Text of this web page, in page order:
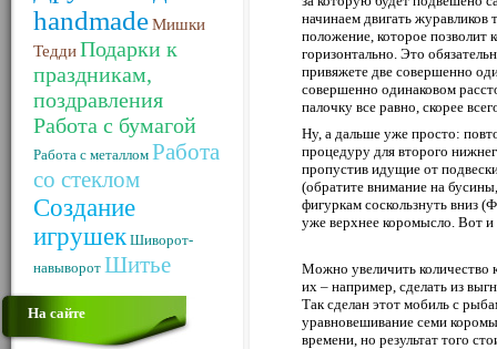
handmadeМишки
ТеддиПодарки к
праздникам,
поздравления
Работа с бумагой
Работа с металлом Работа
со стеклом
Создание
игрушек Шиворот-
навыворот Шитье
На сайте
начинаем двигать журавликов
положение, которое позволит
горизонтально. Это
привяжете две совершенно
совершенно одинаковом
палочку все равно, скорее
Ну, а дальше уже просто:
процедуру для второго
пропустив идущие от
(обратите внимание на
фигуркам соскользнуть вниз
уже верхнее коромысло. Вот и
Можно увеличить количество
их – например, сделать из
Так сделан этот мобиль с
уравновешивание семи
времени, но результат того